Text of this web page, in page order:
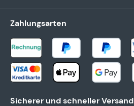
Zahlungsarten
Sicherer und schneller Versand